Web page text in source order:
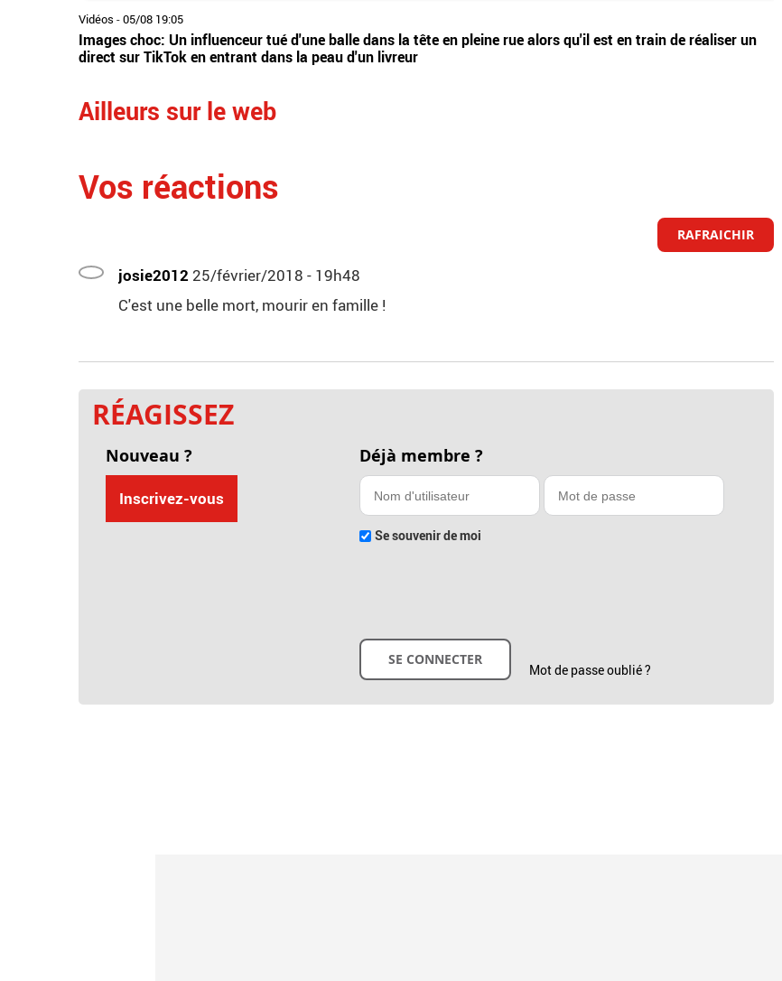
Vidéos -05/08 19:05
Images choc: Un influenceur tué d'une balle dans la tête en pleine rue alors qu'il est en train de réaliser un
direct sur TikTok en entrant dans la peau d'un livreur
Ailleurs sur le web
Vos réactions
RAFRAICHIR
josie2012 25/février/2018 - 19h48
C'est une belle mort, mourir en famille !
RÉAGISSEZ
Nouveau ?
Inscrivez-vous
Déjà membre ?
Se souvenir de moi
Mot de passe oublié ?